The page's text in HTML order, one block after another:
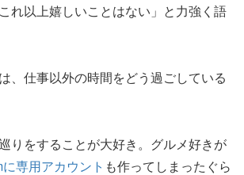
れ以上嬉しいことはない」と力強く語
、仕事以外の時間をどう過ごしている
りをすることが大好き。グルメ好きが
専用アカウント も作ってしまったぐら